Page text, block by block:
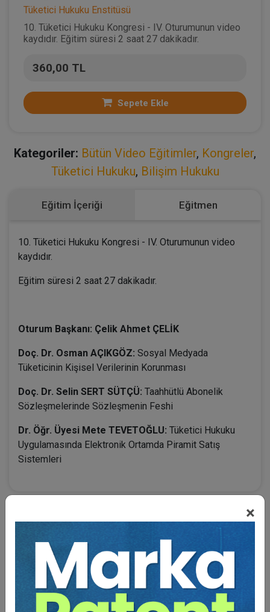
×
Tüketici Hukuku Enstitüsü
10. Tüketici Hukuku Kongresi - IV. Oturumunun video
kaydıdır. Eğitim süresi 2 saat 27 dakikadır.
360,00 TL
Sepete Ekle
Kategoriler: Bütün Video Eğitimler, Kongreler,
Tüketici Hukuku, Bilişim Hukuku
Eğitim İçeriği Eğitmen
10. Tüketici Hukuku Kongresi - IV. Oturumunun video
kaydıdır.
Eğitim süresi 2 saat 27 dakikadır.
Oturum Başkanı: Çelik Ahmet ÇELİK
Doç. Dr. Osman AÇIKGÖZ: Sosyal Medyada
Tüketicinin Kişisel Verilerinin Korunması
Doç. Dr. Selin SERT SÜTÇÜ: Taahhütlü Abonelik
Sözleşmelerinde Sözleşmenin Feshi
Dr. Öğr. Üyesi Mete TEVETOĞLU: Tüketici Hukuku
Uygulamasında Elektronik Ortamda Piramit Satış
Sistemleri
BENZER VIDEO EĞITIMLER
Video Eğitim Abonesi Ol: Sadece 5490 TL / Yıllık